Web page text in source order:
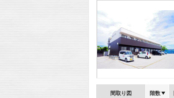
間取り図 階数